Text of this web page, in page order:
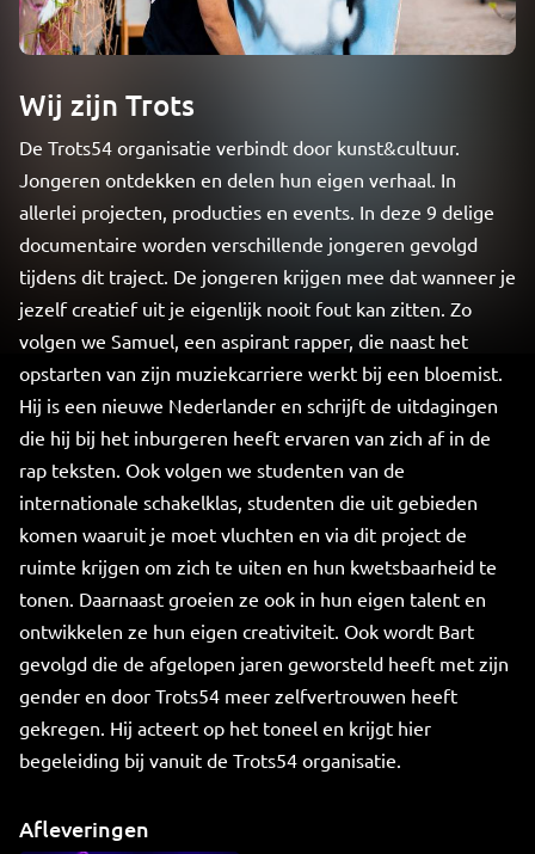
Wij zijn Trots
De Trots54 organisatie verbindt door kunst&cultuur.
Jongeren ontdekken en delen hun eigen verhaal. In
allerlei projecten, producties en events. In deze 9 delige
documentaire worden verschillende jongeren gevolgd
tijdens dit traject. De jongeren krijgen mee dat wanneer je
jezelf creatief uit je eigenlijk nooit fout kan zitten. Zo
volgen we Samuel, een aspirant rapper, die naast het
opstarten van zijn muziekcarriere werkt bij een bloemist.
Hij is een nieuwe Nederlander en schrijft de uitdagingen
die hij bij het inburgeren heeft ervaren van zich af in de
rap teksten. Ook volgen we studenten van de
internationale schakelklas, studenten die uit gebieden
komen waaruit je moet vluchten en via dit project de
ruimte krijgen om zich te uiten en hun kwetsbaarheid te
tonen. Daarnaast groeien ze ook in hun eigen talent en
ontwikkelen ze hun eigen creativiteit. Ook wordt Bart
gevolgd die de afgelopen jaren geworsteld heeft met zijn
gender en door Trots54 meer zelfvertrouwen heeft
gekregen. Hij acteert op het toneel en krijgt hier
begeleiding bij vanuit de Trots54 organisatie.
Afleveringen